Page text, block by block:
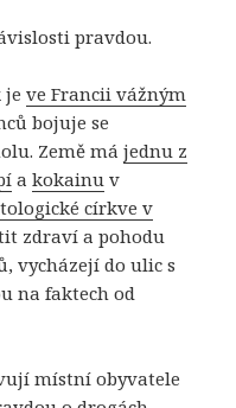
pravdou.
jeve Francii vážným
bojuje se
Země májednu z
akokainu v
církve v
zdraví a pohodu
vycházejí do ulic s
na faktech od